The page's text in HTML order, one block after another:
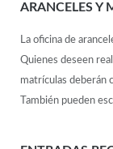
ARANCELES Y
La oficina de
Quienes deseen
matrículas deberán
También pueden